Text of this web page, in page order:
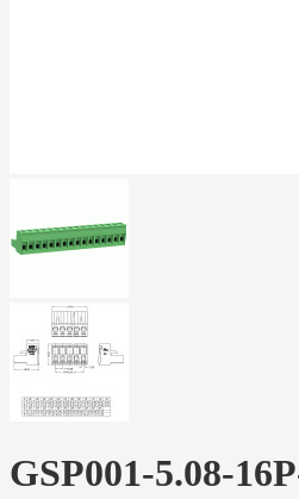
GSP001-5.08-